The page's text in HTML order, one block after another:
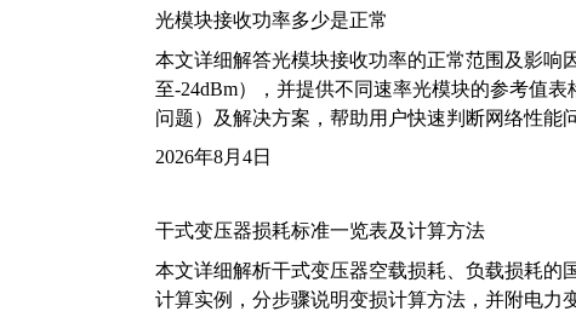
光模块接收功率多少是正常
本文详细解答光模块接收功率的正常范围及影响
至-24dBm），并提供不同速率光模块的参考值
问题）及解决方案，帮助用户快速判断网络性能
2026年8月4日
干式变压器损耗标准一览表及计算方法
本文详细解析干式变压器空载损耗、负载损耗的
计算实例，分步骤说明变损计算方法，并附电力